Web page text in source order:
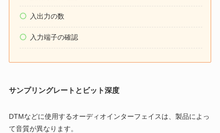
入出力の数
入力端子の確認
サンプリングレートとビット深度
DTMなどに使用するオーディオインターフェイスは、製品によっ
て音質が異なります。